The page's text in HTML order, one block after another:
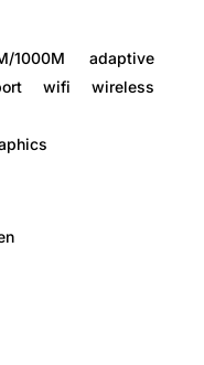
1000M adaptive
wifi wireless